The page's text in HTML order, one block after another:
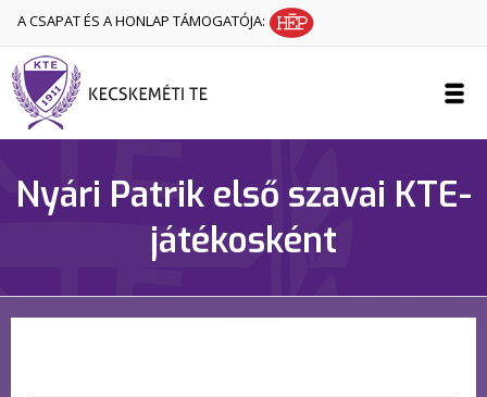
A CSAPAT ÉS A HONLAP TÁMOGATÓJA:
Nyári Patrik első szavai KTE-
játékosként